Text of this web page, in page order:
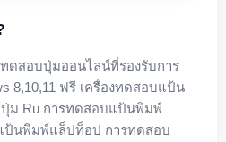
ดสอบปุ่มออนไลน์ที่รองรับการ
8,10,11 ฟรี เครื่องทดสอบแป้น
ม Ru การทดสอบแป้นพิมพ์
ป้นพิมพ์แล็ปท็อป การทดสอบ